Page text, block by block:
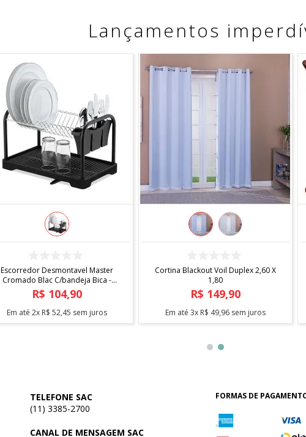
Lançamentos
Escorredor Desmontavel Master
Cromado Blac C/bandeja Bica -
Arthi
R$ 104,90
Em até 2x R$ 52,45 sem juros
Cortina Blackout Voil Duplex 2,60 X
1,80
R$ 149,90
Em até 3x R$ 49,96sem juros
TELEFONE SAC
(11) 3385-2700
CANAL DE MENSAGEM SAC
FORMAS DE